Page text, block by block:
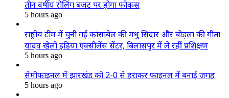
तीन वर्षीय रोलिंग बजट पर होगा फोकस
5 hours ago
राष्ट्रीय टीम में चुनी गईं कांसाबेल की मधु सिदार और बोड़ला की गीता
यादव खेलो इंडिया एक्सीलेंस सेंटर, बिलासपुर में ले रहीं प्रशिक्षण
5 hours ago
सेमीफाइनल में झारखंड को 2-0 से हराकर फाइनल में बनाई जगह
5 hours ago